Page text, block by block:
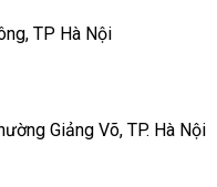
TP Hà Nội
Giảng Võ, TP. Hà Nội